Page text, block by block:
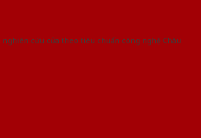
cứu cửa theo tiêu chuẩn công nghệ Châu